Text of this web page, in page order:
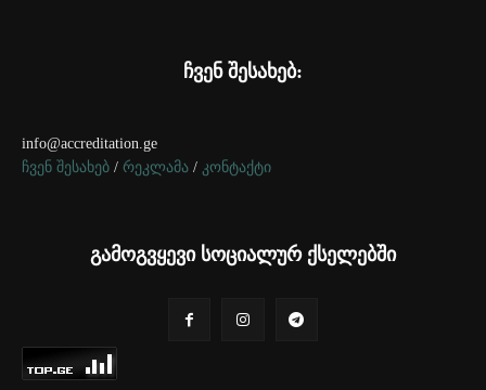
ჩვენ შესახებ:
info@accreditation.ge
ჩვენ შესახებ / რეკლამა / კონტაქტი
გამოგვყევი სოციალურ ქსელებში